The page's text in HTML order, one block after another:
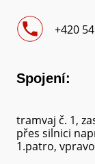
+420
Spojení:
tramvaj č. 1,
přes silnici
1.patro,